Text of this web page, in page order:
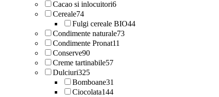
Cacao si inlocuitori6
Cereale74
Fulgi cereale BIO44
Condimente naturale73
Condimente Pronat11
Conserve90
Creme tartinabile57
Dulciuri325
Bomboane31
Ciocolata144